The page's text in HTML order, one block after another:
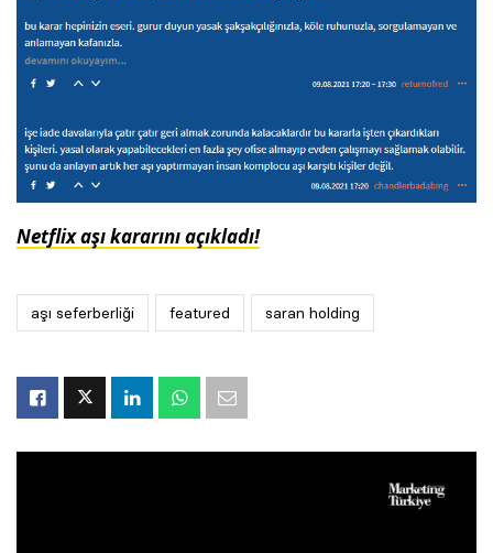
Netflix aşı kararını açıkladı!
aşı seferberliği featured saran holding